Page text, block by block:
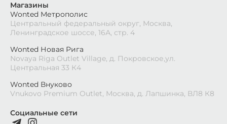
Социальные сети
Магазины
Wonted Метрополис
Центральный федеральный округ, Москва,
Ленинградское шоссе, 16А, стр. 4
Wonted Новая Рига
Novaya Riga Outlet Village, д. Покровское,ул.
Центральная 33 К4
Wonted Внуково
Vnukovo Premium Outlet, Москва, д. Лапшинка, ВЛ8 К8